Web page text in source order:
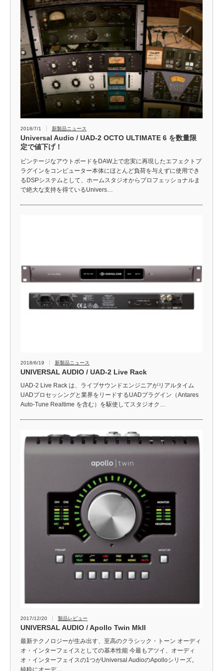
2018/7/1 新製品ニュース
Universal Audio / UAD-2 OCTO ULTIMATE 6 を数量限
定で値下げ！
ビンテージなアウトボードをDAW上で忠実に再現したエフェクトプ
ラグインをコンピューター本体にほとんど負荷を与えずに使用でき
るDSPシステムとして、ホームスタジオからプロフェッショナルま
で絶大な支持を得ているUnivers…
2018/6/19 新製品ニュース
UNIVERSAL AUDIO / UAD-2 Live Rack
UAD-2 Live Rack は、ライブサウンドエンジニアがリアルタイム
UADプロセッシングと業界をリードするUADプラグイン（Antares
Auto-Tune Realtime を含む）を駆使してスタジオク…
2017/12/20 製品レビュー
UNIVERSAL AUDIO / Apollo Twin MkII
最新テクノロジーが生み出す、至高のクラシック・トーン オーディ
オ・インターフェイスとしての基本性能 今最もアツイ、オーディ
オ・インターフェイスの1つがUniversal AudioのApolloシリーズ。
純粋にオーデ…